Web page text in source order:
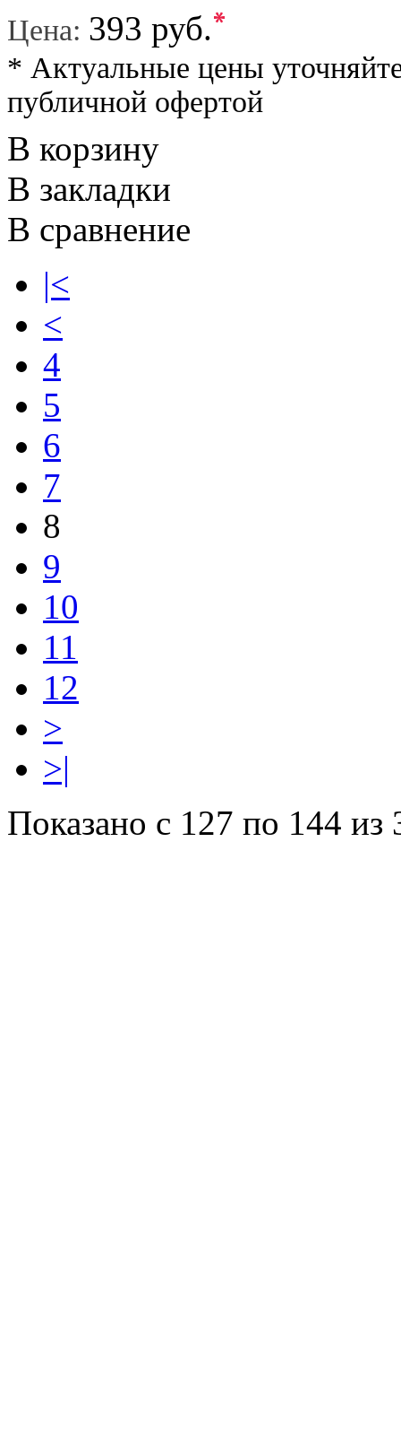
Цена: 393 руб.*
* Актуальные цены
публичной офертой
В корзину
В закладки
В сравнение
|<
<
4
5
6
7
8
9
10
11
12
>
>|
Показано с 127 по 144 из